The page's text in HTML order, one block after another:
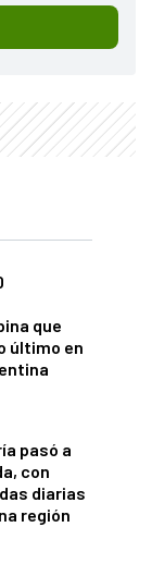
que
último en
pasó a
con
diarias
región